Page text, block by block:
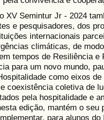
XV Semintur Jr - 2024
e pesquisadores, dos
internacionais
climáticas, de
tempos de Resiliência e
para um novo mundo,
como eixos
coexistência coletiva de
pela hospitalidade e
edição, mantém o seu
para alunos